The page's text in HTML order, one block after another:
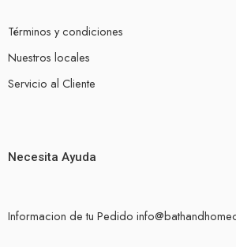
Términos y condiciones
Nuestros locales
Servicio al Cliente
Necesita Ayuda
Informacion de tu Pedido